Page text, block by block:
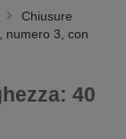
Chiusure
numero 3, con
40